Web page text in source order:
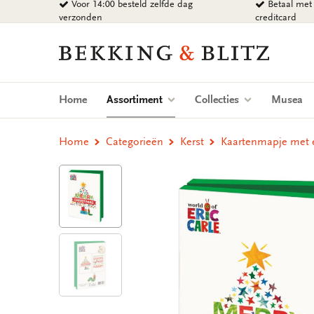
naar
Voor 14:00 besteld zelfde dag
verzonden
Betaal
creditcard
Bekking
Blitz
Uitgevers
Home Assortiment (current)Collecties Musea
Home Categorieën Kerst Kaartenmapje met